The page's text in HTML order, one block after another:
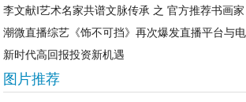
李文献‖艺术名家共谱文脉传承 之 官方推荐书画家
潮微直播综艺《饰不可挡》再次爆发直播平台与
新时代高回报投资新机遇
图片推荐